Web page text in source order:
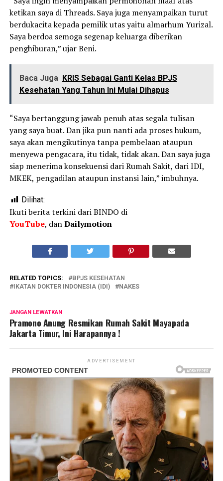
ketikan saya di Threads. Saya juga menyampaikan turut
berdukacita kepada pemilik utas yaitu almarhum Yurizal.
Saya berdoa semoga segenap keluarga diberikan
penghiburan,” ujar Beni.
Baca Juga KRIS Sebagai Ganti Kelas BPJS
Kesehatan Yang Tahun Ini Mulai Dihapus
“Saya bertanggung jawab penuh atas segala tulisan
yang saya buat. Dan jika pun nanti ada proses hukum,
saya akan mengikutinya tanpa pembelaan ataupun
menyewa pengacara, itu tidak, tidak akan. Dan saya juga
siap menerima konsekuensi dari Rumah Sakit, dari IDI,
MKEK, pengadilan ataupun instansi lain,” imbuhnya.
Dilihat:
Ikuti berita terkini dari BINDO di
YouTube, danDailymotion
RELATED TOPICS:
BPJS KESEHATAN
IKATAN DOKTER INDONESIA (IDI)
NAKES
JANGAN LEWATKAN
Pramono Anung Resmikan Rumah Sakit Mayapada
Jakarta Timur, Ini Harapannya !
ADVERTISEMENT